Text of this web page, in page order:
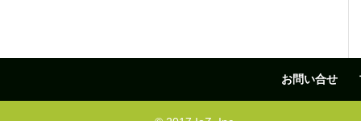
お問い合せ